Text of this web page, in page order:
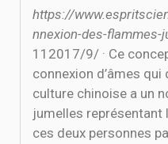
https://
nnexion-des-flammes-
11‏‏/9‏‏/2017 · Ce concept est celui d’une
connexion d’âmes
culture chinoise a un
jumelles représentant
ces deux personnes